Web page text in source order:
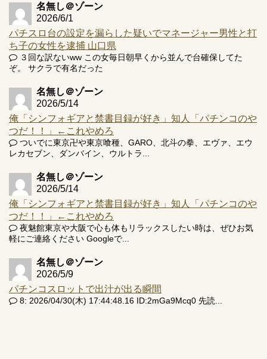
名無し＠ゾーン
2026/6/1
パチスロ台の設定を漏らした疑いでマネージャー男性と打
ち子の女性を逮捕 山口県
３回な訳ないww この女毎日朝早くから並んで台確保してた
ぞ。 サクラで有名だった
名無し＠ゾーン
2026/5/14
俺「シンフォギアと禁書目録が好き」知人「パチンコのや
つだ！！」←これやめろ
ついでに東京卍や東京喰種、GARO、北斗の拳、エヴァ、エウ
レカセブン、ダンバイン、ウルトラ...
名無し＠ゾーン
2026/5/14
俺「シンフォギアと禁書目録が好き」知人「パチンコのや
つだ！！」←これやめろ
夜魅館東京や大阪で心も体もリラックスしたい時は、ぜひお気
軽にご連絡ください Googleで...
名無し＠ゾーン
2026/5/9
パチンコスロットで出汁が出る瞬間
8: 2026/04/30(木) 17:44:48.16 ID:2mGa9Mcq0 先読...